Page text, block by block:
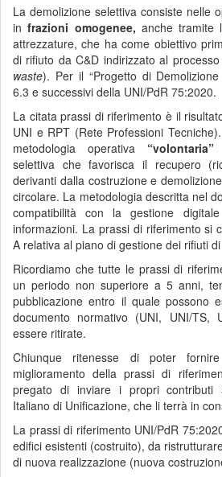
La demolizione selettiva consiste nelle
infrazioni omogenee, anche tramite
attrezzature, che ha come obiettivo
di rifiuto da C&D indirizzato al
waste). Per il “Progetto di
6.3 e successivi della UNI/PdR 75:2020.
La citata prassi di riferimento è il
UNI e RPT (Rete Professioni
metodologia operativa “volontaria”
selettiva che favorisca il recupero
derivanti dalla costruzione e
circolare. La metodologia descritta nel
compatibilità con la gestione
informazioni. La prassi di riferimento si
A relativa al piano di gestione dei rifiuti
Ricordiamo che tutte le prassi di
un periodo non superiore a 5 anni,
pubblicazione entro il quale possono
documento normativo (UNI, UNI/TS,
essere ritirate.
Chiunque ritenesse di poter
miglioramento della prassi di
pregato di inviare i propri contributi
Italiano di Unificazione, che li terrà in
La prassi di riferimento UNI/PdR
edifici esistenti (costruito), da
di nuova realizzazione (nuova